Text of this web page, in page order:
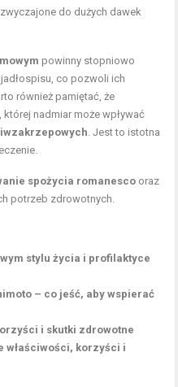
do dużych dawek
powinny stopniowo
co pozwoli ich
również pamiętać, że
, której nadmiar może wpływać
. Jest to istotna
spożycia romanesco oraz
potrzeb zdrowotnych.
stylu życia i profilaktyce
– co jeść, aby wspierać
i skutki zdrowotne
właściwości, korzyści i